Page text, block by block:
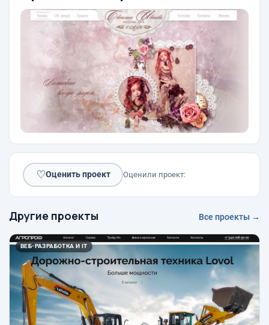
♡Оценить проект Оценили проект:
Другие проекты Все проекты →
ВЕБ-РАЗРАБОТКА И IT